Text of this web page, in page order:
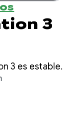
3
3 es estable.